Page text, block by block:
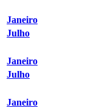
Janeiro
Julho
Janeiro
Julho
Janeiro